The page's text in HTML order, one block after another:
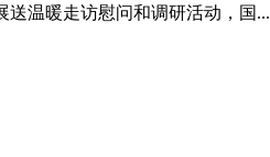
送温暖走访慰问和调研活动，国...